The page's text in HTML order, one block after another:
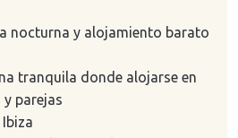
nocturna y alojamiento barato
tranquila donde alojarse en
parejas